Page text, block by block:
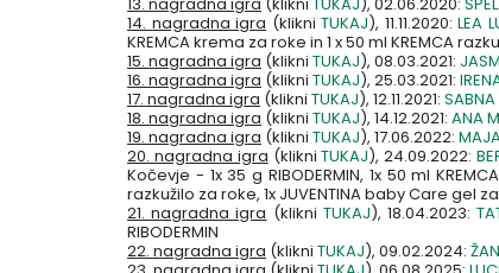
14. nagradna igra (klikniTUKAJ), 11.11.2020:LEA
KREMCA krema za roke in 1 x 50 ml KREMCA
15. nagradna igra (klikni TUKAJ), 08.03.2021:
16. nagradna igra (klikni TUKAJ), 25.03.2021:
17. nagradna igra (klikni TUKAJ), 12.11.2021: SABNA
18. nagradna igra (klikni TUKAJ), 14.12.2021: ANA
19. nagradna igra (klikni TUKAJ), 17.06.2022:
20. nagradna igra (klikniTUKAJ), 24.09.2022:
Kočevje - 1x 35 g RIBODERMIN, 1x 50 ml
razkužilo za roke, 1x JUVENTINA baby Care gel
21. nagradna igra (klikni TUKAJ), 18.04.2023:
RIBODERMIN
22. nagradna igra (klikni TUKAJ), 09.02.2024: